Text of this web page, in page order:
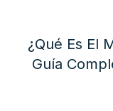
¿Qué Es El
Guía